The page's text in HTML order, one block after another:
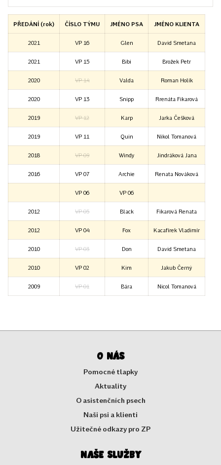
PŘEDÁNÍ (rok) ČÍSLO TÝMU JMÉNO PSA JMÉNO KLIENTA
2021 VP 16 Glen David Smetana
2021 VP 15 Bibi Brožek Petr
2020 VP 14 Valda Roman Holík
2020 VP 13 Snipp Rrenáta Fikarová
2019 VP 12 Karp Jarka Češková
2019 VP 11 Quin Nikol Tomanová
2018 VP 09 Windy Jindráková Jana
2016 VP 07 Archie Renata Nováková
VP 06 VP 06
2012 VP 05 Black Fikarová Renata
2012 VP 04 Fox Kacafírek Vladimír
2010 VP 03 Don David Smetana
2010 VP 02 Kim Jakub Černý
2009 VP 01 Bára Nicol Tomanová
O nás
Pomocné tlapky
Aktuality
O asistenčních psech
Naši psi a klienti
Užitečné odkazy pro ZP
Naše služby